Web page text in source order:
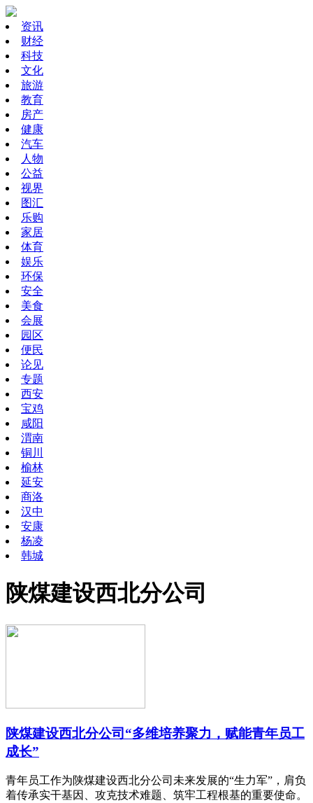
资讯
财经
科技
文化
旅游
教育
房产
健康
汽车
人物
公益
视界
图汇
乐购
家居
体育
娱乐
环保
安全
美食
会展
园区
便民
论见
专题
西安
宝鸡
咸阳
渭南
铜川
榆林
延安
商洛
汉中
安康
杨凌
韩城
陕煤建设西北分公司
陕煤建设西北分公司“多维培养聚力，赋能青年员工
成长”
青年员工作为陕煤建设西北分公司未来发展的“生力军”，肩负
着传承实干基因、攻克技术难题、筑牢工程根基的重要使命。